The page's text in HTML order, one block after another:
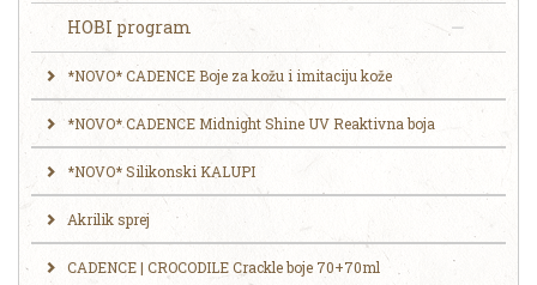
HOBI program
*NOVO* CADENCE Boje za kožu i imitaciju kože
*NOVO* CADENCE Midnight Shine UV Reaktivna boja
*NOVO* Silikonski KALUPI
Akrilik sprej
CADENCE | CROCODILE Crackle boje 70+70ml